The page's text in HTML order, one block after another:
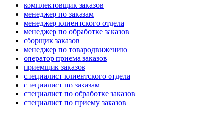
комплектовщик заказов
менеджер по заказам
менеджер клиентского отдела
менеджер по обработке заказов
сборщик заказов
менеджер по товародвижению
оператор приема заказов
приемщик заказов
специалист клиентского отдела
специалист по заказам
специалист по обработке заказов
специалист по приему заказов